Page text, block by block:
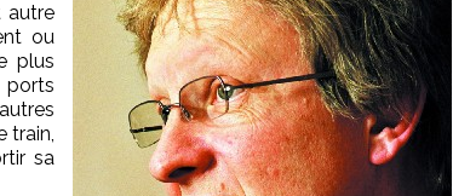
autre
ou
plus
train,
sa